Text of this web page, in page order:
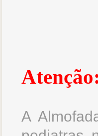
Atenção:
A